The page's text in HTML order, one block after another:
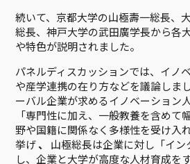
続いて、京都大学の山極壽一総長、
総長、神戸大学の武田廣学長から各
や特色が説明されました。
パネルディスカッションでは、イノ
や産学連携の在り方などを議論しま
ーバル企業が求めるイノベーション
「専門性に加え、一般教養を含めて
野や国籍に関係なく多様性を受け入
挙げ、 山極総長は企業に対し「イン
し、企業と大学が高度な人材育成を